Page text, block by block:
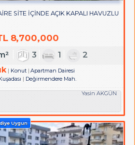
SİTE İÇİNDE AÇIK KAPALI HAVUZLU
8,700,000
3 1 2
Konut
Apartman Dairesi
Değirmendere Mah.
Yasin AKGÜN
Uygun